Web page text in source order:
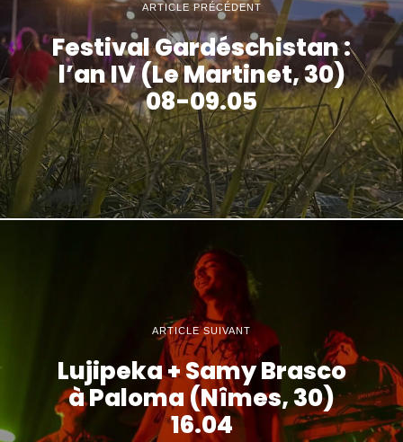
ARTICLE PRÉCÉDENT
Festival Gardéschistan :
l’an IV (Le Martinet, 30)
08-09.05
ARTICLE SUIVANT
Lujipeka + Samy Brasco
à Paloma (Nîmes, 30)
16.04